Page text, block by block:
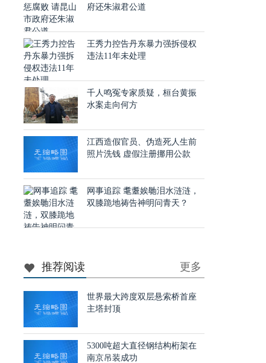
府还朱淑君公道
王秀力控告丹东暴力强拆侵权
违法11年未处理
千人鸣冤专家质疑，桓台黄振
水案走向何方
江西造假官员、伪造死人生前
照片洗钱 虚假注册挪用公款
网事追踪 耄耋娭毑泪水涟涟，
双膝跪地祷告神明问青天？
推荐阅读 更多
世界最大跨度双层悬索桥首座
主塔封顶
5300吨超大直径钢结构桁架在
南京吊装成功